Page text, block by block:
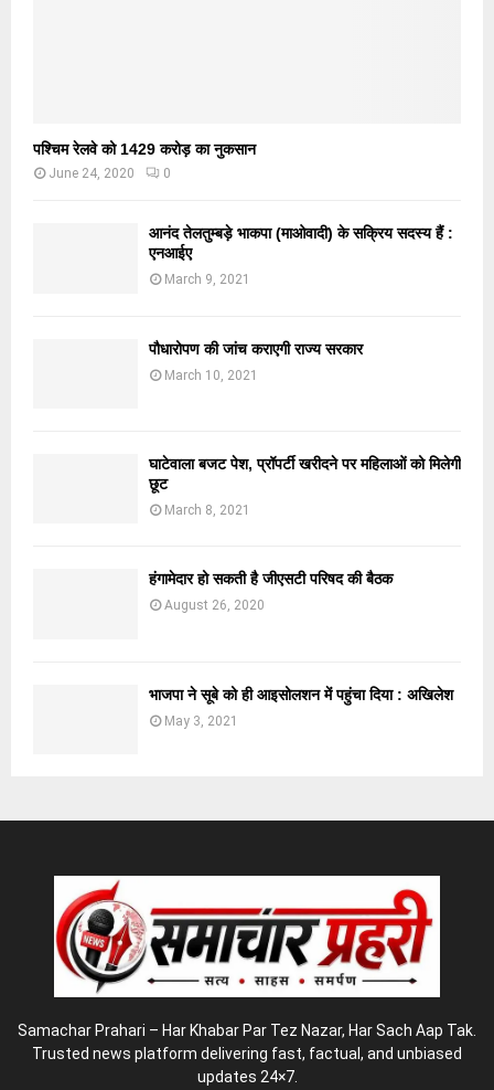
पश्चिम रेलवे को 1429 करोड़ का नुकसान
June 24, 2020 0
आनंद तेलतुम्बड़े भाकपा (माओवादी) के सक्रिय सदस्य हैं :
एनआईए
March 9, 2021
पौधारोपण की जांच कराएगी राज्य सरकार
March 10, 2021
घाटेवाला बजट पेश, प्रॉपर्टी खरीदने पर महिलाओं को मिलेगी
छूट
March 8, 2021
हंगामेदार हो सकती है जीएसटी परिषद की बैठक
August 26, 2020
भाजपा ने सूबे को ही आइसोलशन में पहुंचा दिया : अखिलेश
May 3, 2021
Samachar Prahari – Har Khabar Par Tez Nazar, Har Sach Aap Tak.
Trusted news platform delivering fast, factual, and unbiased
updates 24×7.